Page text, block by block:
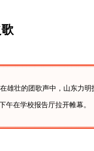
雄壮的团歌声中，山东力
午在学校报告厅拉开帷幕。